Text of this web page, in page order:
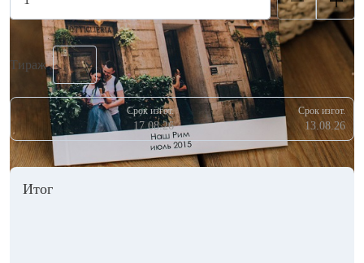
Тираж
Срок изгот.
17.08.26
Срок изгот.
13.08.26
Итог